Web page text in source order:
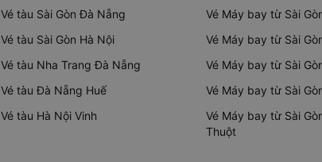
Vé tàu Sài Gòn Đà Nẵng
Vé tàu Sài Gòn Hà Nội
Vé tàu Nha Trang Đà Nẵng
Vé tàu Đà Nẵng Huế
Vé tàu Hà Nội Vinh
Vé Máy bay từ Sài
Vé Máy bay từ Sài
Vé Máy bay từ Sài
Vé Máy bay từ Sài
Vé Máy bay từ Sài
Thuột